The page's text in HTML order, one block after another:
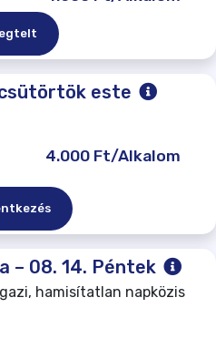
este
4.000 Ft/Alkalom
– 08. 14. Péntek
hamisítatlan napközis